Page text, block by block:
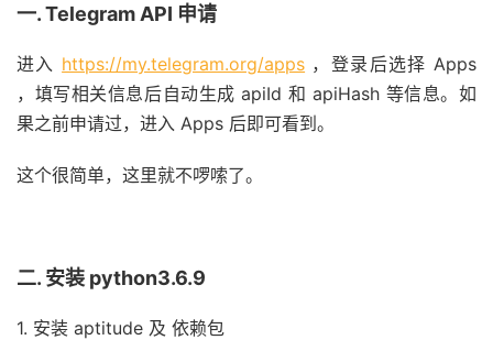
一. Telegram API 申请
进入 https://my.telegram.org/apps ，登录后选择 Apps
，填写相关信息后自动生成 apiId 和 apiHash 等信息。如
果之前申请过，进入 Apps 后即可看到。
这个很简单，这里就不啰嗦了。
二. 安装 python3.6.9
1. 安装 aptitude 及 依赖包